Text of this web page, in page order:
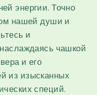
энергии. Точно
нашей души и
и
чашкой
и его
из изысканных
специй.